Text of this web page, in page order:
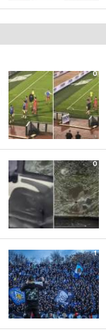
0
0
1